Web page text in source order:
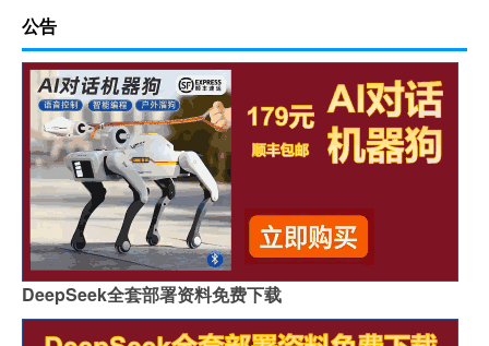
公告
DeepSeek全套部署资料免费下载